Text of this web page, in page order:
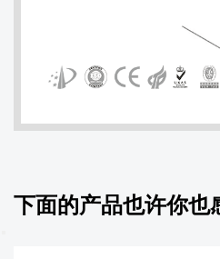
下面的产品也许你也